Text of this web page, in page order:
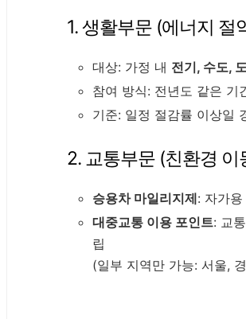
1. 생활부문 (에너지 절
대상: 가정 내 전기, 수도,
참여 방식: 전년도 같은 기
기준: 일정 절감률 이상일
2. 교통부문 (친환경 이
승용차 마일리지제: 자가
대중교통 이용 포인트: 교
립
(일부 지역만 가능: 서울,